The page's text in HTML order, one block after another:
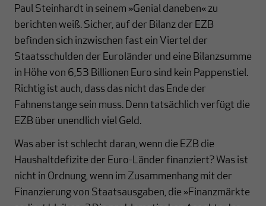
Paul Steinhardt in seinem »Genial daneben« zu
berichten weiß. Sicher, auf der Bilanz der EZB
befinden sich inzwischen fast ein Viertel der
Staatsschulden der Euroländer und eine Bilanzsumme
in Höhe von 6,53 Billionen Euro sind kein Pappenstiel.
Richtig ist auch, dass das nicht das Ende der
Fahnenstange sein muss. Denn tatsächlich verfügt die
EZB über unendlich viel Geld.
Was aber ist schlecht daran, wenn die EZB die
Haushaltdefizite der Euro-Länder finanziert? Was ist
nicht in Ordnung, wenn im Zusammenhang mit der
Finanzierung von Staatsausgaben, die »Finanzmärkte